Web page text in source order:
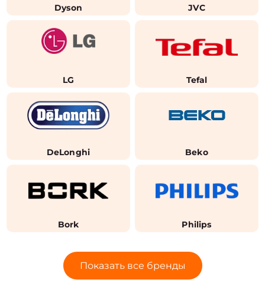
Dyson JVC
LG Tefal
DeLonghi Beko
Bork Philips
Показать все бренды